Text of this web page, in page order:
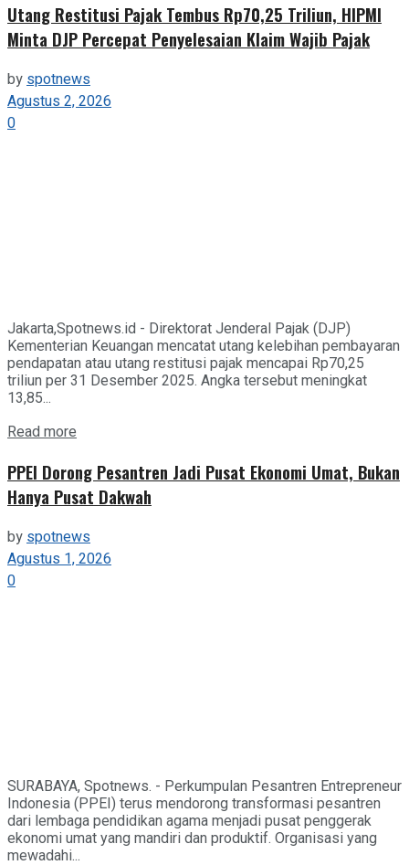
Utang Restitusi Pajak Tembus Rp70,25 Triliun, HIPMI
Minta DJP Percepat Penyelesaian Klaim Wajib Pajak
by spotnews
Agustus 2, 2026
0
Jakarta,Spotnews.id - Direktorat Jenderal Pajak (DJP)
Kementerian Keuangan mencatat utang kelebihan pembayaran
pendapatan atau utang restitusi pajak mencapai Rp70,25
triliun per 31 Desember 2025. Angka tersebut meningkat
13,85...
Read more
PPEI Dorong Pesantren Jadi Pusat Ekonomi Umat, Bukan
Hanya Pusat Dakwah
byspotnews
Agustus 1, 2026
0
SURABAYA, Spotnews. - Perkumpulan Pesantren Entrepreneur
Indonesia (PPEI) terus mendorong transformasi pesantren
dari lembaga pendidikan agama menjadi pusat penggerak
ekonomi umat yang mandiri dan produktif. Organisasi yang
mewadahi...